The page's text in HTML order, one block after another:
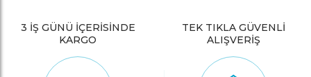
3 İŞ GÜNÜ İÇERİSİNDE
KARGO
TEK TIKLA GÜVENLİ
ALIŞVERİŞ